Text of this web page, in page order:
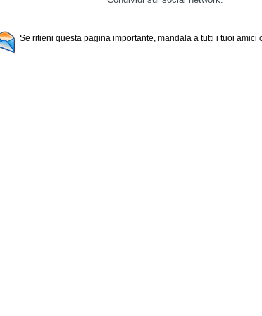
Se ritieni questa pagina importante, mandala a tutti i tuoi amici